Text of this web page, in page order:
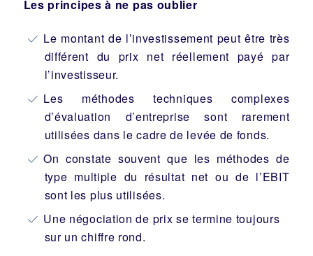
Les principes à ne pas oublier
Le montant de l’investissement peut être très
différent du prix net réellement payé par
l’investisseur.
Les méthodes techniques complexes
d’évaluation d’entreprise sont rarement
utilisées dans le cadre de levée de fonds.
On constate souvent que les méthodes de
type multiple du résultat net ou de l’EBIT
sont les plus utilisées.
Une négociation de prix se termine toujours
sur un chiffre rond.